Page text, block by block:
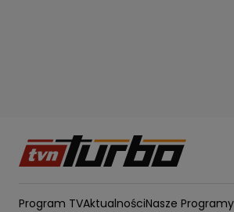
Program TVAktualnościNasze Programy